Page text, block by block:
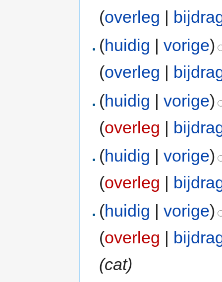
(overleg |
(huidig |vorige)
(overleg |
(huidig |vorige)
(overleg |
(huidig |vorige)
(overleg |
(huidig |vorige)
(overleg
(cat)